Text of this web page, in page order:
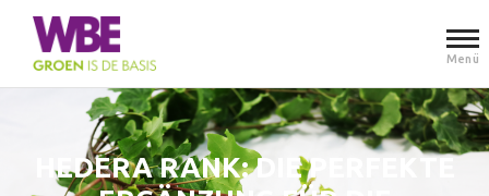
Menü
HEDERA RANK: DIE PERFEKTE